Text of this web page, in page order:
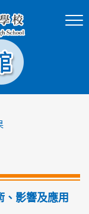
、影響及應用